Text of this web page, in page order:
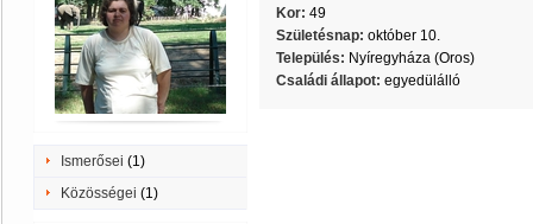
Ismerősei (1)
Közösségei (1)
Kor: 49
Születésnap: október 10.
Település: Nyíregyháza (Oros)
Családi állapot: egyedülálló